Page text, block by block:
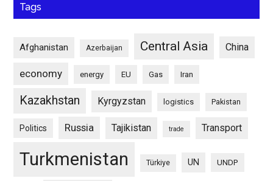
Tags
Afghanistan Azerbaijan Central Asia China
economy energy EU Gas Iran
Kazakhstan Kyrgyzstan logistics Pakistan
Politics Russia Tajikistan trade Transport
Turkmenistan Türkiye UN UNDP